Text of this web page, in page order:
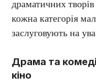
драматичних
кожна категорія
заслуговують на
Драма та
кіно